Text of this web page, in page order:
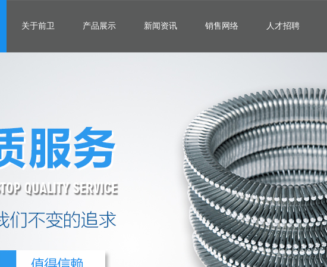
关于前卫 产品展示 新闻资讯 销售网络 人才招聘